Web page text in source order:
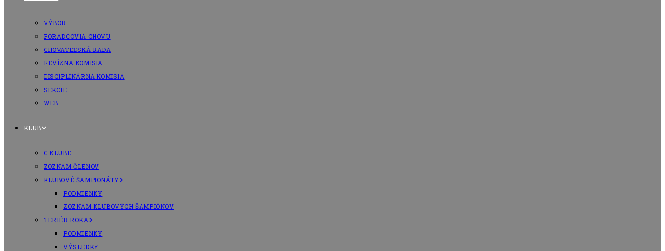
VÝBOR
PORADCOVIA CHOVU
CHOVATEĽSKÁ RADA
REVÍZNA KOMISIA
DISCIPLINÁRNA KOMISIA
SEKCIE
WEB
KLUB
O KLUBE
ZOZNAM ČLENOV
KLUBOVÉ ŠAMPIONÁTY
PODMIENKY
ZOZNAM KLUBOVÝCH ŠAMPIÓNOV
TERIÉR ROKA
PODMIENKY
VÝSLEDKY